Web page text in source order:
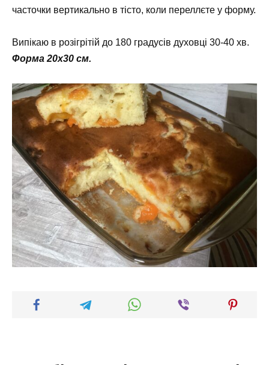
часточки вертикально в тісто, коли переллєте у форму.
Випікаю в розігрітій до 180 градусів духовці 30-40 хв.
Форма 20х30 см.